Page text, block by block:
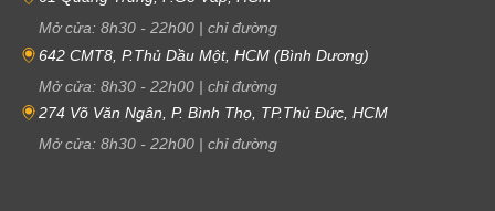
Mở cửa: 8h30 - 22h00 | chỉ đường
642 CMT8, P.Thủ Dầu Một, HCM (Bình Dương)
Mở cửa: 8h30 - 22h00 | chỉ đường
274 Võ Văn Ngân, P. Bình Thọ, TP.Thủ Đức, HCM
Mở cửa: 8h30 - 22h00 | chỉ đường